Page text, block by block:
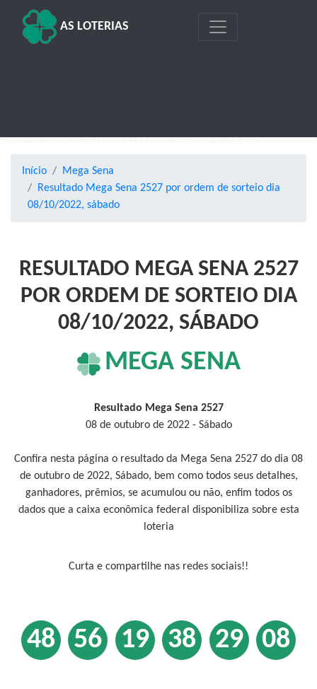
AS LOTERIAS
Início
Mega Sena
Resultado Mega Sena 2527 por ordem de sorteio dia
08/10/2022, sábado
RESULTADO MEGA SENA 2527
POR ORDEM DE SORTEIO DIA
08/10/2022, SÁBADO
MEGA SENA
Resultado Mega Sena 2527
08 de outubro de 2022 - Sábado
Confira nesta página o resultado da Mega Sena 2527 do dia 08
de outubro de 2022, Sábado, bem como todos seus detalhes,
ganhadores, prêmios, se acumulou ou não, enfim todos os
dados que a caixa econômica federal disponibiliza sobre esta
loteria
Curta e compartilhe nas redes sociais!!
48 56 19 38 29 08